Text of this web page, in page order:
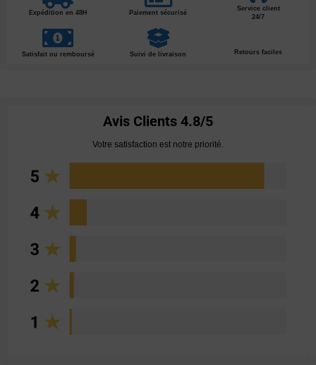
Expédition en 48H Paiement sécurisé
Service client
24/7
Satisfait ou remboursé Suivi de livraison Retours faciles
Avis Clients 4.8/5
Votre satisfaction est notre priorité.